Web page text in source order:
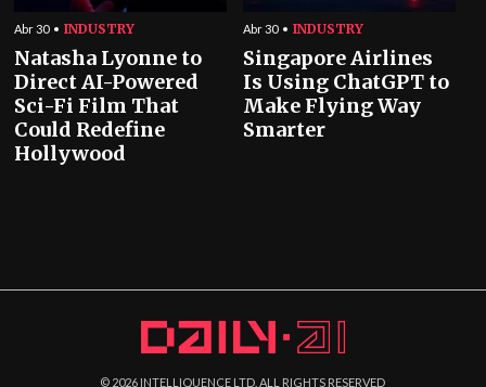
Abr 30 INDUSTRY
Natasha Lyonne to
Direct AI-Powered
Sci-Fi Film That
Could Redefine
Hollywood
Abr 30 INDUSTRY
Singapore Airlines
Is Using ChatGPT to
Make Flying Way
Smarter
© 2026 INTELLIQUENCE LTD. ALL RIGHTS RESERVED